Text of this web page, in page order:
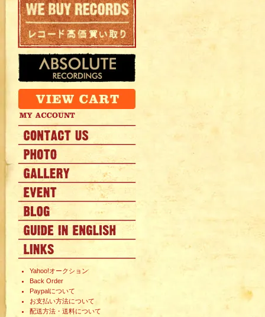
Yahoo!オークション
Back Order
Paypalについて
お支払い方法について
配送方法・送料について